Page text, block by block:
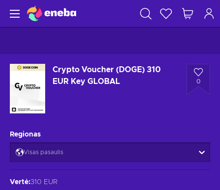
Crypto Voucher (DOGE) 310
EUR Key GLOBAL
0
Regionas
Visas pasaulis
Vertė:310 EUR